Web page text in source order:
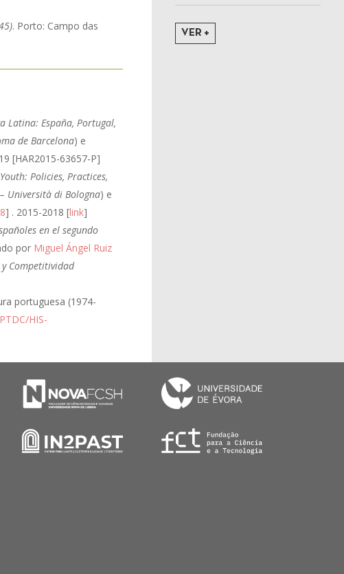
. Porto: Campo das
Latina: España, Portugal,
de Barcelona) e
[HAR2015-63657-P]
Policies, Practices,
– Università di Bologna) e
] . 2015-2018 [link]
en el segundo
por Miguel Ángel Ruiz
Competitividad
portuguesa (1974-
PTDC/HIS-
VER +